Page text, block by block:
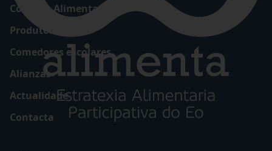
Consello Alimentario
Produtoras
Comedores escolares
Alianzas
Actualidade
Contacta